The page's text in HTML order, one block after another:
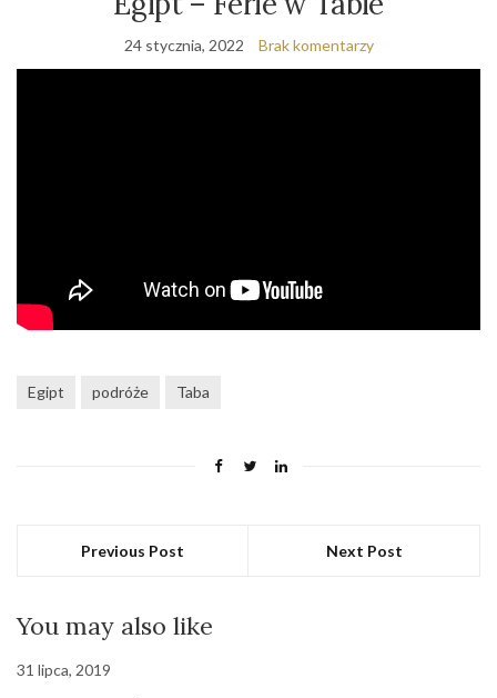
24 stycznia, 2022 Brak komentarzy
Egipt podróże Taba
Previous Post Next Post
You may also like
31 lipca, 2019